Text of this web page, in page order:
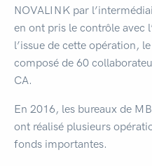
NOVALINK par
en ont pris le contrôle avec
l’issue de cette opération,
composé de 60
CA.
En 2016, les bureaux de
ont réalisé plusieurs
fonds importantes.